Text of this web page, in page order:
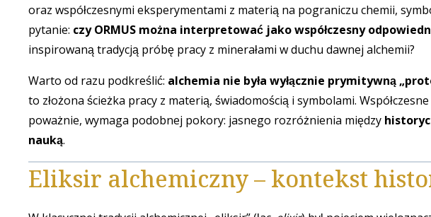
oraz współczesnymi eksperymentami z materią na pograniczu chemii,
pytanie: czy ORMUS można interpretować jako współczesny
inspirowaną tradycją próbę pracy z minerałami w duchu dawnej alchemii?
Warto od razu podkreślić: alchemia nie była wyłącznie prymitywną
to złożona ścieżka pracy z materią, świadomością i symbolami.
poważnie, wymaga podobnej pokory: jasnego rozróżnienia między
nauką.
Eliksir alchemiczny – kontekst